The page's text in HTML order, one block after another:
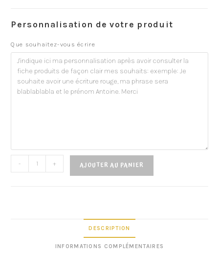
Personnalisation de votre produit
Que souhaitez-vous écrire
- + AJOUTER AU PANIER
DESCRIPTION
INFORMATIONS COMPLÉMENTAIRES